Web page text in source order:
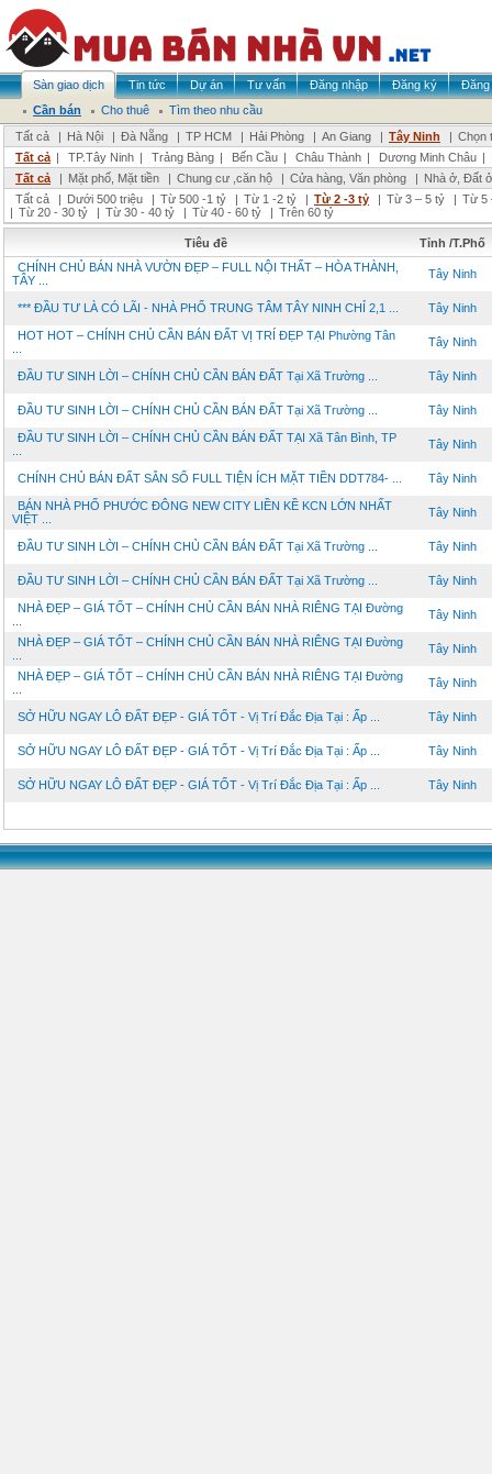
Sàn giao dịch Tin tức Dự án Tư vấn Đăng nhập Đăng ký
Đăng
Cần bán
Cho thuê
Tìm theo nhu cầu
Tất cả
| Hà Nội | Đà Nẵng | TP HCM | Hải Phòng | An Giang | Tây Ninh | Chọn
Tất cả | TP.Tây Ninh | Trảng Bàng | Bến Cầu | Châu Thành | Dương Minh Châu |
Tất cả
| Mặt phố, Mặt tiền | Chung cư ,căn hộ | Cửa hàng, Văn phòng | Nhà ở, Đất ở
Tất cả
| Dưới 500 triệu | Từ 500 -1 tỷ | Từ 1 -2 tỷ | Từ 2 -3 tỷ | Từ 3 – 5 tỷ | Từ 5
| Từ 20 - 30 tỷ | Từ 30 - 40 tỷ | Từ 40 - 60 tỷ | Trên 60 tỷ
Tiêu đề
Tỉnh /T.Phố
CHÍNH CHỦ BÁN NHÀ VƯỜN ĐẸP – FULL NỘI THẤT – HÒA THÀNH,
TÂY ...
Tây Ninh
*** ĐẦU TƯ LÀ CÓ LÃI - NHÀ PHỐ TRUNG TÂM TÂY NINH CHỈ 2,1 ... Tây Ninh
HOT HOT – CHÍNH CHỦ CẦN BÁN ĐẤT VỊ TRÍ ĐẸP TẠI Phường Tân
Tây Ninh
ĐẦU TƯ SINH LỜI – CHÍNH CHỦ CẦN BÁN ĐẤT Tại Xã Trường ... Tây Ninh
ĐẦU TƯ SINH LỜI – CHÍNH CHỦ CẦN BÁN ĐẤT Tại Xã Trường ... Tây Ninh
ĐẦU TƯ SINH LỜI – CHÍNH CHỦ CẦN BÁN ĐẤT TẠI Xã Tân Bình, TP
Tây Ninh
CHÍNH CHỦ BÁN ĐẤT SẴN SỔ FULL TIỆN ÍCH MẶT TIỀN DDT784- ... Tây Ninh
BÁN NHÀ PHỐ PHƯỚC ĐÔNG NEW CITY LIỀN KỀ KCN LỚN NHẤT
VIỆT ...
Tây Ninh
ĐẦU TƯ SINH LỜI – CHÍNH CHỦ CẦN BÁN ĐẤT Tại Xã Trường ... Tây Ninh
ĐẦU TƯ SINH LỜI – CHÍNH CHỦ CẦN BÁN ĐẤT Tại Xã Trường ... Tây Ninh
NHÀ ĐẸP – GIÁ TỐT – CHÍNH CHỦ CẦN BÁN NHÀ RIÊNG TẠI Đường
Tây Ninh
NHÀ ĐẸP – GIÁ TỐT – CHÍNH CHỦ CẦN BÁN NHÀ RIÊNG TẠI Đường
Tây Ninh
NHÀ ĐẸP – GIÁ TỐT – CHÍNH CHỦ CẦN BÁN NHÀ RIÊNG TẠI Đường
Tây Ninh
SỞ HỮU NGAY LÔ ĐẤT ĐẸP - GIÁ TỐT - Vị Trí Đắc Địa Tại : Ấp ... Tây Ninh
SỞ HỮU NGAY LÔ ĐẤT ĐẸP - GIÁ TỐT - Vị Trí Đắc Địa Tại : Ấp ... Tây Ninh
SỞ HỮU NGAY LÔ ĐẤT ĐẸP - GIÁ TỐT - Vị Trí Đắc Địa Tại : Ấp ... Tây Ninh